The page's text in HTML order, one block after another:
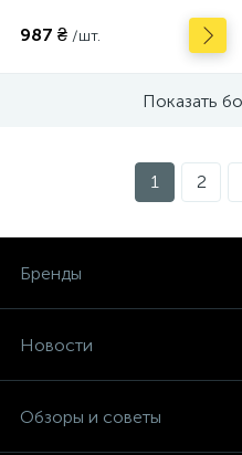
987 ₴ /шт.
Показать
1 2
Бренды
Новости
Обзоры и советы